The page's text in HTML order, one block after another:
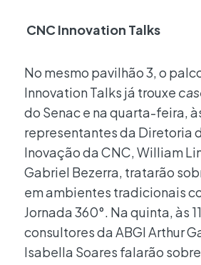
CNC Innovation Talks
No mesmo pavilhão 3, o
Innovation Talks já trouxe
do Senac e na quarta-feira, às
representantes da Diretoria
Inovação da CNC, William
Gabriel Bezerra, tratarão
em ambientes tradicionais
Jornada 360°. Na quinta, às
consultores da ABGI Arthur
Isabella Soares falarão